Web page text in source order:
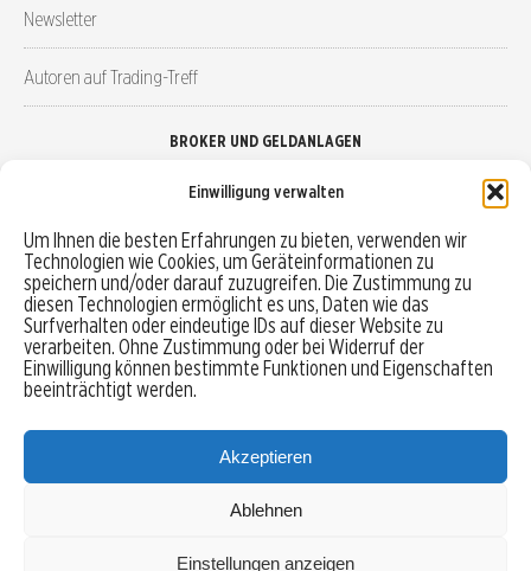
Einwilligung verwalten
Um Ihnen die besten Erfahrungen zu bieten, verwenden wir
Technologien wie Cookies, um Geräteinformationen zu
speichern und/oder darauf zuzugreifen. Die Zustimmung zu
diesen Technologien ermöglicht es uns, Daten wie das
Surfverhalten oder eindeutige IDs auf dieser Website zu
verarbeiten. Ohne Zustimmung oder bei Widerruf der
Einwilligung können bestimmte Funktionen und Eigenschaften
beeinträchtigt werden.
Akzeptieren
Ablehnen
Einstellungen anzeigen
Newsletter
Autoren auf Trading-Treff
BROKER UND GELDANLAGEN
Robo-Advisor vergleichen
Depotvergleich
Festgeld vergleichen
Tagesgeld vergleichen